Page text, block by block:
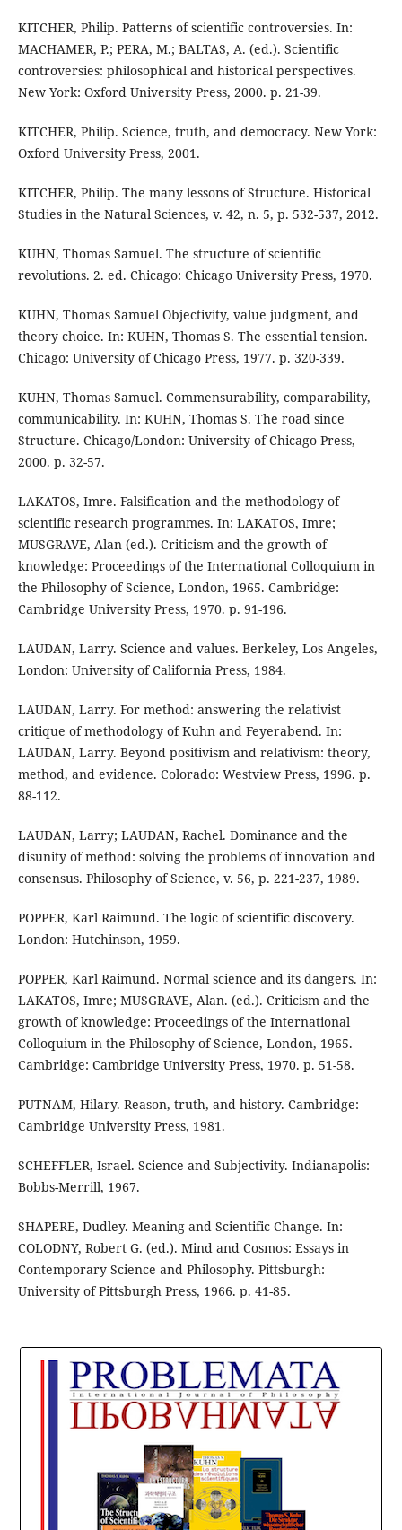
KITCHER, Philip. Patterns of scientific controversies. In:
MACHAMER, P.; PERA, M.; BALTAS, A. (ed.). Scientific
controversies: philosophical and historical perspectives.
New York: Oxford University Press, 2000. p. 21-39.
KITCHER, Philip. Science, truth, and democracy. New York:
Oxford University Press, 2001.
KITCHER, Philip. The many lessons of Structure. Historical
Studies in the Natural Sciences, v. 42, n. 5, p. 532-537, 2012.
KUHN, Thomas Samuel. The structure of scientific
revolutions. 2. ed. Chicago: Chicago University Press, 1970.
KUHN, Thomas Samuel Objectivity, value judgment, and
theory choice. In: KUHN, Thomas S. The essential tension.
Chicago: University of Chicago Press, 1977. p. 320-339.
KUHN, Thomas Samuel. Commensurability, comparability,
communicability. In: KUHN, Thomas S. The road since
Structure. Chicago/London: University of Chicago Press,
2000. p. 32-57.
LAKATOS, Imre. Falsification and the methodology of
scientific research programmes. In: LAKATOS, Imre;
MUSGRAVE, Alan (ed.). Criticism and the growth of
knowledge: Proceedings of the International Colloquium in
the Philosophy of Science, London, 1965. Cambridge:
Cambridge University Press, 1970. p. 91-196.
LAUDAN, Larry. Science and values. Berkeley, Los Angeles,
London: University of California Press, 1984.
LAUDAN, Larry. For method: answering the relativist
critique of methodology of Kuhn and Feyerabend. In:
LAUDAN, Larry. Beyond positivism and relativism: theory,
method, and evidence. Colorado: Westview Press, 1996. p.
88-112.
LAUDAN, Larry; LAUDAN, Rachel. Dominance and the
disunity of method: solving the problems of innovation and
consensus. Philosophy of Science, v. 56, p. 221-237, 1989.
POPPER, Karl Raimund. The logic of scientific discovery.
London: Hutchinson, 1959.
POPPER, Karl Raimund. Normal science and its dangers. In:
LAKATOS, Imre; MUSGRAVE, Alan. (ed.). Criticism and the
growth of knowledge: Proceedings of the International
Colloquium in the Philosophy of Science, London, 1965.
Cambridge: Cambridge University Press, 1970. p. 51-58.
PUTNAM, Hilary. Reason, truth, and history. Cambridge:
Cambridge University Press, 1981.
SCHEFFLER, Israel. Science and Subjectivity. Indianapolis:
Bobbs-Merrill, 1967.
SHAPERE, Dudley. Meaning and Scientific Change. In:
COLODNY, Robert G. (ed.). Mind and Cosmos: Essays in
Contemporary Science and Philosophy. Pittsburgh:
University of Pittsburgh Press, 1966. p. 41-85.